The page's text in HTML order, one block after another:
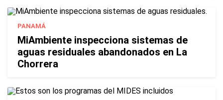
PANAMÁ
MiAmbiente inspecciona sistemas de
aguas residuales abandonados en La
Chorrera